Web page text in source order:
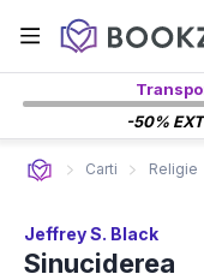
-50%
Carti Religie
Jeffrey S. Black
Sinuciderea